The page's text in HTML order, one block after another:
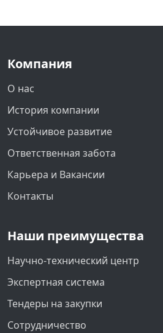
Компания
О нас
История компании
Устойчивое развитие
Ответственная забота
Карьера и Вакансии
Контакты
Наши преимущества
Научно-технический центр
Экспертная система
Тендеры на закупки
Сотрудничество